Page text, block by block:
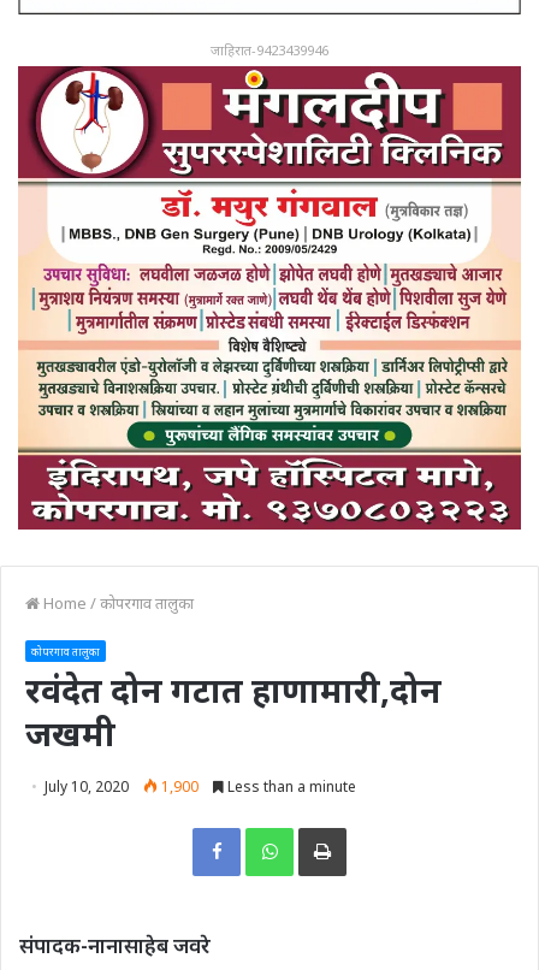
जाहिरात-9423439946
Home /कोपरगाव तालुका
कोपरगाव तालुका
रवंदेत दोन गटात हाणामारी,दोन
जखमी
July 10, 2020 1,900 Less than a minute
Print
संपादक-नानासाहेब जवरे